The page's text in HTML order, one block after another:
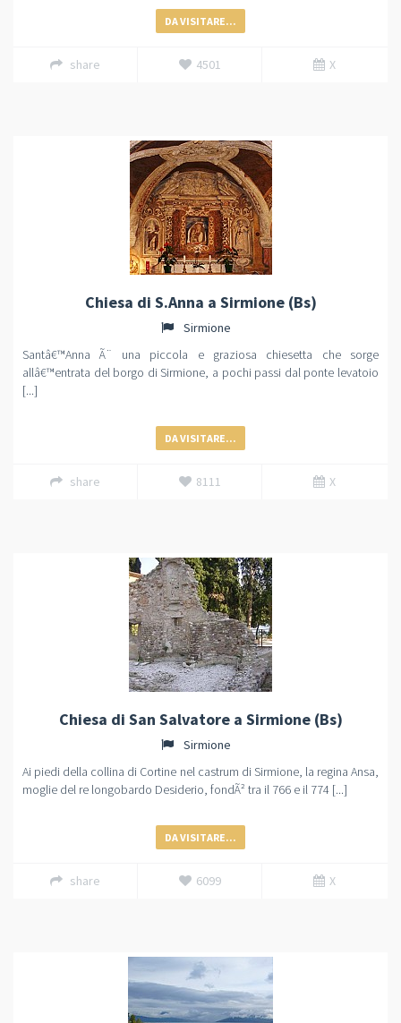
DA VISITARE...
share 4501 X
Chiesa di S.Anna a Sirmione (Bs)
Sirmione
Santâ€™Anna Ã¨ una piccola e graziosa chiesetta che sorge
allâ€™entrata del borgo di Sirmione, a pochi passi dal ponte levatoio
[...]
DA VISITARE...
share 8111 X
Chiesa di San Salvatore a Sirmione (Bs)
Sirmione
Ai piedi della collina di Cortine nel castrum di Sirmione, la regina Ansa,
moglie del re longobardo Desiderio, fondÃ² tra il 766 e il 774 [...]
DA VISITARE...
share 6099 X